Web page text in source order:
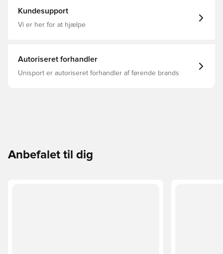
Kundesupport
Vi er her for at hjælpe
Autoriseret forhandler
Unisport er autoriseret forhandler af førende brands
Anbefalet til dig